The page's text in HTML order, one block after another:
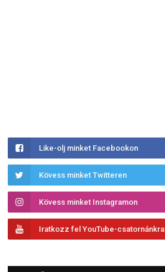
Like-olj minket Facebookon
Kövess minket Twitteren
Kövess minket Instagramon
Iratkozz fel YouTube-csatornánkra